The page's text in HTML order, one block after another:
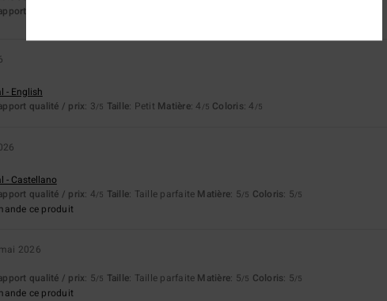
qualité / prix
- English
qualité / prix: 3/5 Taille: Petit Matière: 4 /5 Coloris: 4 /5
- Castellano
qualité / prix: 4/5 Taille: Taille parfaite Matière: 5/5 Coloris: 5/5
ce produit
2026
qualité / prix: 5/5 Taille: Taille parfaite Matière: 5/5 Coloris: 5/5
ce produit